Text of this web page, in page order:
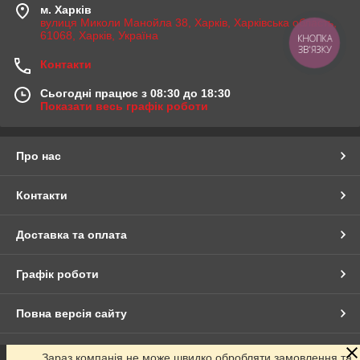
м. Харків
вулиця Миколи Манойла 38, Харків, Харківська область,
61068, Харків, Україна
Контакти
Сьогодні працює з 08:30 до 18:30
Показати весь графік роботи
Про нас
Контакти
Доставка та оплата
Графік роботи
Повна версія сайту
Сайт створено на маркетплейсі Prom.ua
КНОПКА
ЗВ'ЯЗКУ